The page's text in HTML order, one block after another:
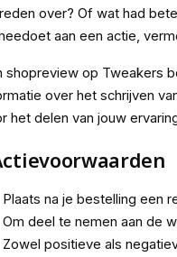
over? Of wat had
aan een actie,
shopreview op Tweakers
over het schrijven
het delen van jouw
Plaats na je bestelling een
Om deel te nemen aan de
Zowel positieve als